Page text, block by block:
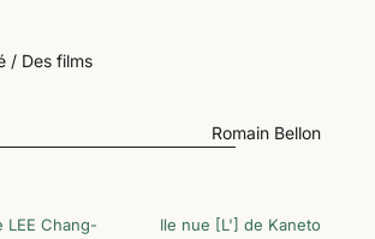
/ Des films
Romain Bellon
LEE Chang-
Ile nue [L'] de Kaneto